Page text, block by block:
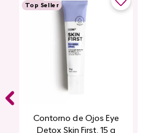
Top Seller
Contorno de Ojos Eye
Detox Skin First, 15 g